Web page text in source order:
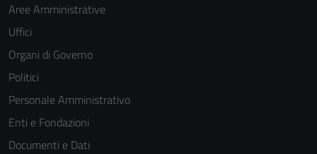
Aree Amministrative
Uffici
Organi di Governo
Politici
Personale Amministrativo
Enti e Fondazioni
Documenti e Dati